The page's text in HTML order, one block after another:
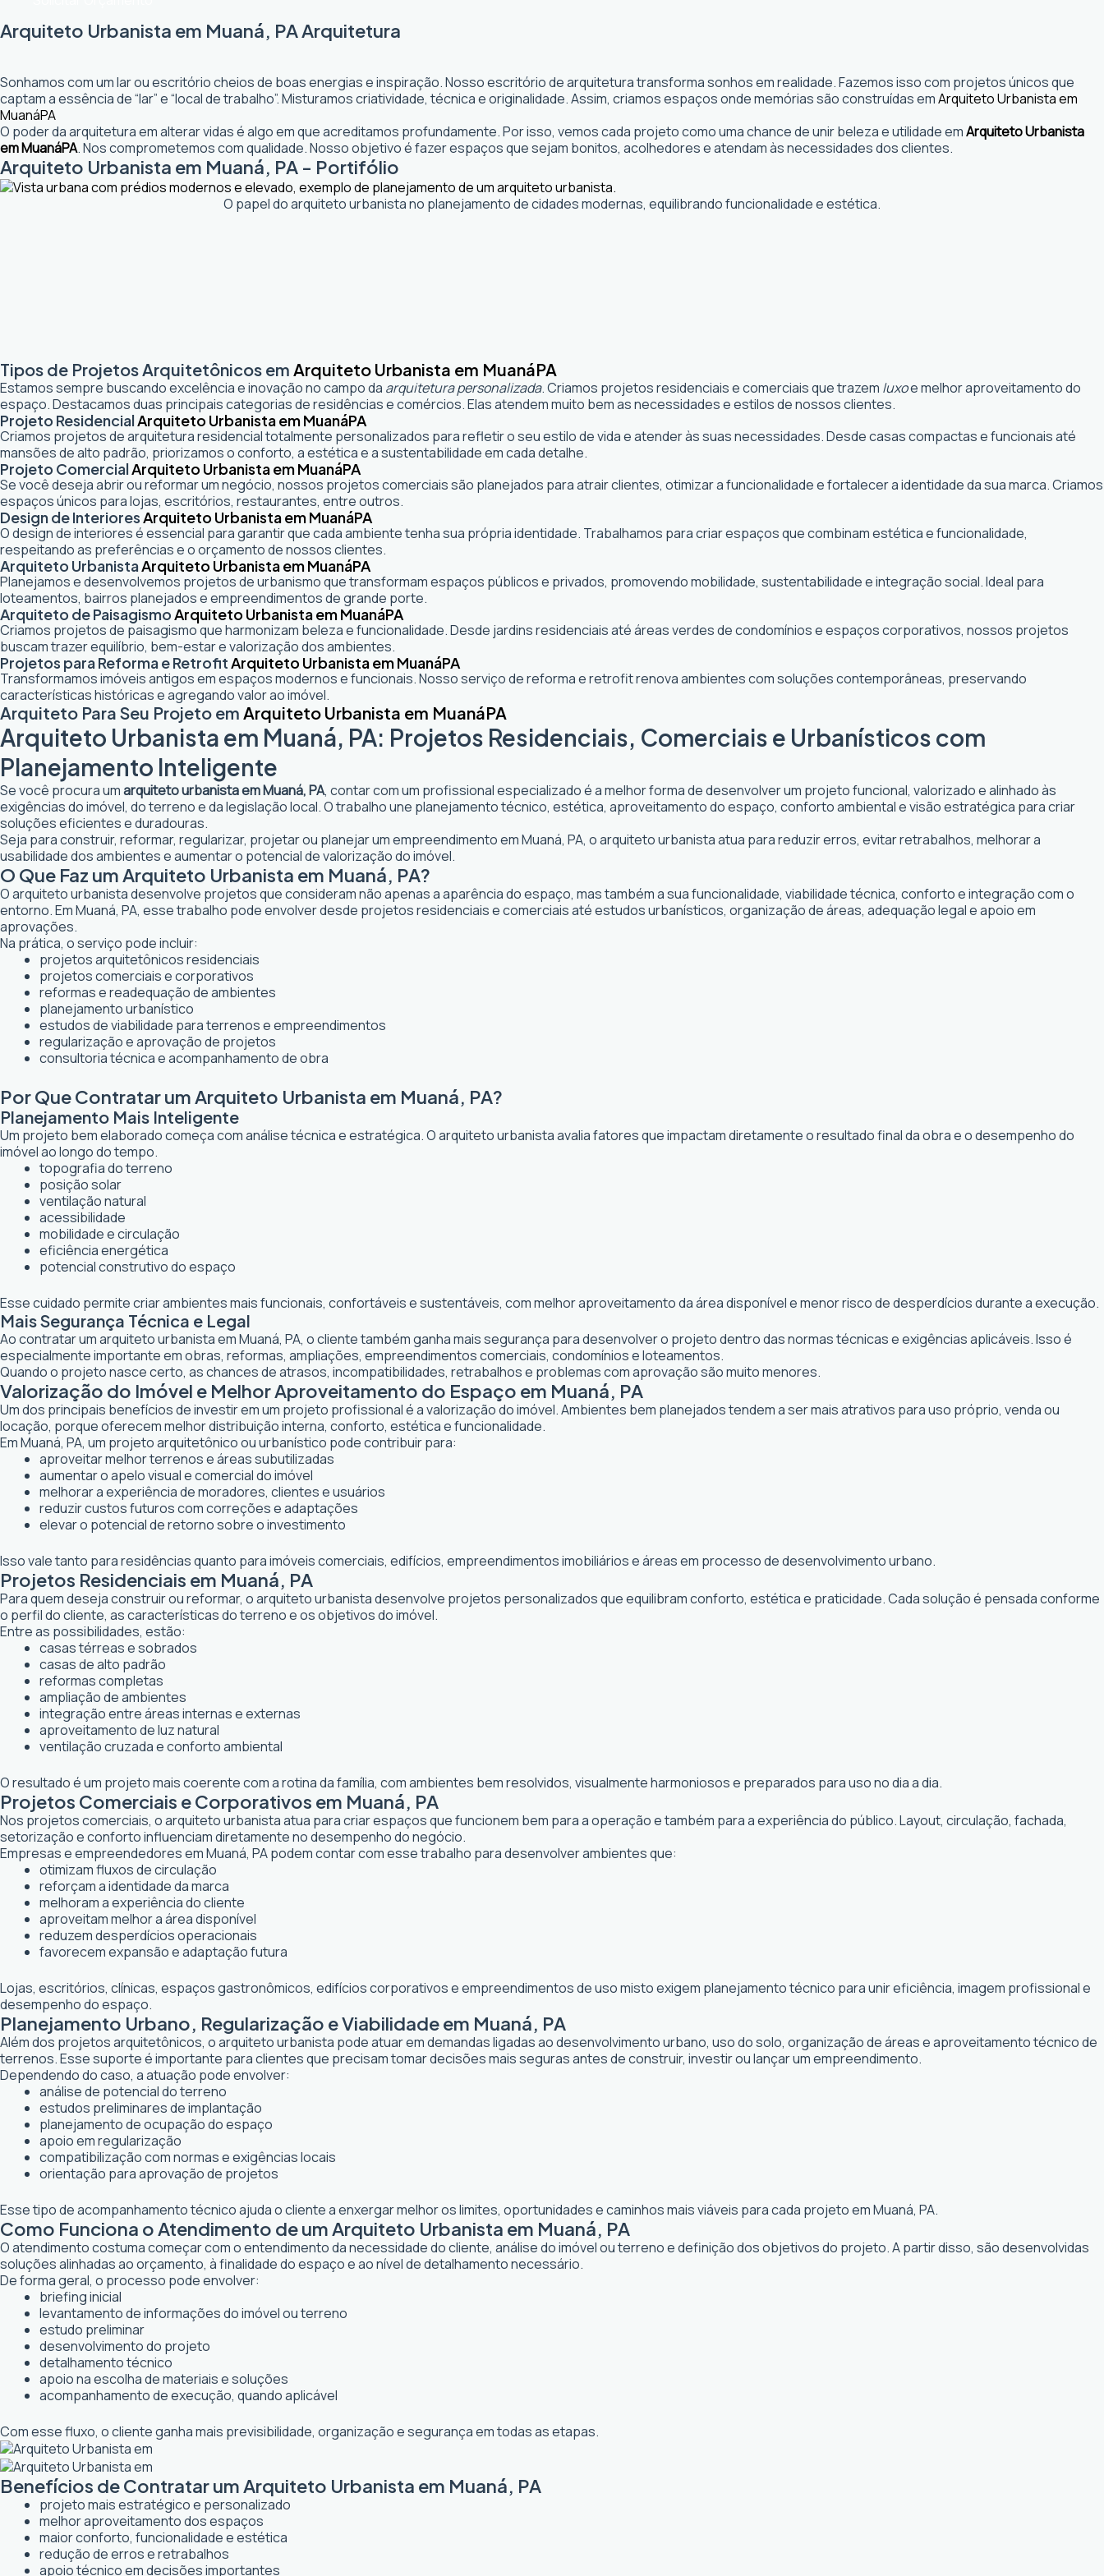
Arquiteto Urbanista em Muaná, PA Arquitetura
Sonhamos com um lar ou escritório cheios de boas energias e inspiração. Nosso escritório de arquitetura transforma sonhos em realidade. Fazemos isso com projetos únicos que
captam a essência de “lar” e “local de trabalho”. Misturamos criatividade, técnica e originalidade. Assim, criamos espaços onde memórias são construídas emArquiteto Urbanista em
MuanáPA
O poder da arquitetura em alterar vidas é algo em que acreditamos profundamente. Por isso, vemos cada projeto como uma chance de unir beleza e utilidade emArquiteto Urbanista
em MuanáPA. Nos comprometemos com qualidade. Nosso objetivo é fazer espaços que sejam bonitos, acolhedores e atendam às necessidades dos clientes.
Arquiteto Urbanista em Muaná, PA - Portifólio
O papel do arquiteto urbanista no planejamento de cidades modernas, equilibrando funcionalidade e estética.
Tipos de Projetos Arquitetônicos em Arquiteto Urbanista em MuanáPA
Estamos sempre buscando excelência e inovação no campo da arquitetura personalizada. Criamos projetos residenciais e comerciais que trazem luxoe melhor aproveitamento do
espaço. Destacamos duas principais categorias de residências e comércios. Elas atendem muito bem as necessidades e estilos de nossos clientes.
Projeto ResidencialArquiteto Urbanista em MuanáPA
Criamos projetos de arquitetura residencial totalmente personalizados para refletir o seu estilo de vida e atender às suas necessidades. Desde casas compactas e funcionais até
mansões de alto padrão, priorizamos o conforto, a estética e a sustentabilidade em cada detalhe.
Projeto ComercialArquiteto Urbanista em MuanáPA
Se você deseja abrir ou reformar um negócio, nossos projetos comerciais são planejados para atrair clientes, otimizar a funcionalidade e fortalecer a identidade da sua marca. Criamos
espaços únicos para lojas, escritórios, restaurantes, entre outros.
Design de InterioresArquiteto Urbanista em MuanáPA
O design de interiores é essencial para garantir que cada ambiente tenha sua própria identidade. Trabalhamos para criar espaços que combinam estética e funcionalidade,
respeitando as preferências e o orçamento de nossos clientes.
Arquiteto UrbanistaArquiteto Urbanista em MuanáPA
Planejamos e desenvolvemos projetos de urbanismo que transformam espaços públicos e privados, promovendo mobilidade, sustentabilidade e integração social. Ideal para
loteamentos, bairros planejados e empreendimentos de grande porte.
Arquiteto de PaisagismoArquiteto Urbanista em MuanáPA
Criamos projetos de paisagismo que harmonizam beleza e funcionalidade. Desde jardins residenciais até áreas verdes de condomínios e espaços corporativos, nossos projetos
buscam trazer equilíbrio, bem-estar e valorização dos ambientes.
Projetos para Reforma e RetrofitArquiteto Urbanista em MuanáPA
Transformamos imóveis antigos em espaços modernos e funcionais. Nosso serviço de reforma e retrofit renova ambientes com soluções contemporâneas, preservando
características históricas e agregando valor ao imóvel.
Arquiteto Para Seu Projeto em Arquiteto Urbanista em MuanáPA
Arquiteto Urbanista em Muaná, PA: Projetos Residenciais, Comerciais e Urbanísticos com
Planejamento Inteligente
Se você procura umarquiteto urbanista em Muaná, PA, contar com um profissional especializado é a melhor forma de desenvolver um projeto funcional, valorizado e alinhado às
exigências do imóvel, do terreno e da legislação local. O trabalho une planejamento técnico, estética, aproveitamento do espaço, conforto ambiental e visão estratégica para criar
soluções eficientes e duradouras.
Seja para construir, reformar, regularizar, projetar ou planejar um empreendimento em Muaná, PA, o arquiteto urbanista atua para reduzir erros, evitar retrabalhos, melhorar a
usabilidade dos ambientes e aumentar o potencial de valorização do imóvel.
O Que Faz um Arquiteto Urbanista em Muaná, PA?
O arquiteto urbanista desenvolve projetos que consideram não apenas a aparência do espaço, mas também a sua funcionalidade, viabilidade técnica, conforto e integração com o
entorno. Em Muaná, PA, esse trabalho pode envolver desde projetos residenciais e comerciais até estudos urbanísticos, organização de áreas, adequação legal e apoio em
aprovações.
Na prática, o serviço pode incluir:
projetos arquitetônicos residenciais
projetos comerciais e corporativos
reformas e readequação de ambientes
planejamento urbanístico
estudos de viabilidade para terrenos e empreendimentos
regularização e aprovação de projetos
consultoria técnica e acompanhamento de obra
Por Que Contratar um Arquiteto Urbanista em Muaná, PA?
Planejamento Mais Inteligente
Um projeto bem elaborado começa com análise técnica e estratégica. O arquiteto urbanista avalia fatores que impactam diretamente o resultado final da obra e o desempenho do
imóvel ao longo do tempo.
topografia do terreno
posição solar
ventilação natural
acessibilidade
mobilidade e circulação
eficiência energética
potencial construtivo do espaço
Esse cuidado permite criar ambientes mais funcionais, confortáveis e sustentáveis, com melhor aproveitamento da área disponível e menor risco de desperdícios durante a execução.
Mais Segurança Técnica e Legal
Ao contratar um arquiteto urbanista em Muaná, PA, o cliente também ganha mais segurança para desenvolver o projeto dentro das normas técnicas e exigências aplicáveis. Isso é
especialmente importante em obras, reformas, ampliações, empreendimentos comerciais, condomínios e loteamentos.
Quando o projeto nasce certo, as chances de atrasos, incompatibilidades, retrabalhos e problemas com aprovação são muito menores.
Valorização do Imóvel e Melhor Aproveitamento do Espaço em Muaná, PA
Um dos principais benefícios de investir em um projeto profissional é a valorização do imóvel. Ambientes bem planejados tendem a ser mais atrativos para uso próprio, venda ou
locação, porque oferecem melhor distribuição interna, conforto, estética e funcionalidade.
Em Muaná, PA, um projeto arquitetônico ou urbanístico pode contribuir para:
aproveitar melhor terrenos e áreas subutilizadas
aumentar o apelo visual e comercial do imóvel
melhorar a experiência de moradores, clientes e usuários
reduzir custos futuros com correções e adaptações
elevar o potencial de retorno sobre o investimento
Isso vale tanto para residências quanto para imóveis comerciais, edifícios, empreendimentos imobiliários e áreas em processo de desenvolvimento urbano.
Projetos Residenciais em Muaná, PA
Para quem deseja construir ou reformar, o arquiteto urbanista desenvolve projetos personalizados que equilibram conforto, estética e praticidade. Cada solução é pensada conforme
o perfil do cliente, as características do terreno e os objetivos do imóvel.
Entre as possibilidades, estão:
casas térreas e sobrados
casas de alto padrão
reformas completas
ampliação de ambientes
integração entre áreas internas e externas
aproveitamento de luz natural
ventilação cruzada e conforto ambiental
O resultado é um projeto mais coerente com a rotina da família, com ambientes bem resolvidos, visualmente harmoniosos e preparados para uso no dia a dia.
Projetos Comerciais e Corporativos em Muaná, PA
Nos projetos comerciais, o arquiteto urbanista atua para criar espaços que funcionem bem para a operação e também para a experiência do público. Layout, circulação, fachada,
setorização e conforto influenciam diretamente no desempenho do negócio.
Empresas e empreendedores em Muaná, PA podem contar com esse trabalho para desenvolver ambientes que:
otimizam fluxos de circulação
reforçam a identidade da marca
melhoram a experiência do cliente
aproveitam melhor a área disponível
reduzem desperdícios operacionais
favorecem expansão e adaptação futura
Lojas, escritórios, clínicas, espaços gastronômicos, edifícios corporativos e empreendimentos de uso misto exigem planejamento técnico para unir eficiência, imagem profissional e
desempenho do espaço.
Planejamento Urbano, Regularização e Viabilidade em Muaná, PA
Além dos projetos arquitetônicos, o arquiteto urbanista pode atuar em demandas ligadas ao desenvolvimento urbano, uso do solo, organização de áreas e aproveitamento técnico de
terrenos. Esse suporte é importante para clientes que precisam tomar decisões mais seguras antes de construir, investir ou lançar um empreendimento.
Dependendo do caso, a atuação pode envolver:
análise de potencial do terreno
estudos preliminares de implantação
planejamento de ocupação do espaço
apoio em regularização
compatibilização com normas e exigências locais
orientação para aprovação de projetos
Esse tipo de acompanhamento técnico ajuda o cliente a enxergar melhor os limites, oportunidades e caminhos mais viáveis para cada projeto em Muaná, PA.
Como Funciona o Atendimento de um Arquiteto Urbanista em Muaná, PA
O atendimento costuma começar com o entendimento da necessidade do cliente, análise do imóvel ou terreno e definição dos objetivos do projeto. A partir disso, são desenvolvidas
soluções alinhadas ao orçamento, à finalidade do espaço e ao nível de detalhamento necessário.
De forma geral, o processo pode envolver:
briefing inicial
levantamento de informações do imóvel ou terreno
estudo preliminar
desenvolvimento do projeto
detalhamento técnico
apoio na escolha de materiais e soluções
acompanhamento de execução, quando aplicável
Com esse fluxo, o cliente ganha mais previsibilidade, organização e segurança em todas as etapas.
Benefícios de Contratar um Arquiteto Urbanista em Muaná, PA
projeto mais estratégico e personalizado
melhor aproveitamento dos espaços
maior conforto, funcionalidade e estética
redução de erros e retrabalhos
apoio técnico em decisões importantes